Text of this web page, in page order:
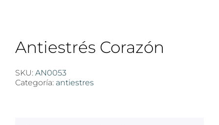
Antiestrés Corazón
SKU: AN0053
Categoría: antiestres